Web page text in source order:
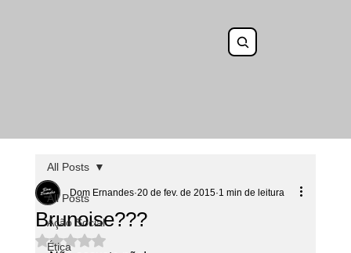
All Posts
Ação Social
Ética
All Posts
Brunoise???
Dom Ernandes 20 de fev. de 2015 1 min de leitura
Avaliado com NaN de 5 estrelas.